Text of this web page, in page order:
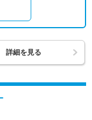
詳細を見る